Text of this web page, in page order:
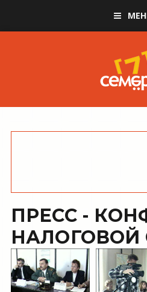
ПРЕСС -